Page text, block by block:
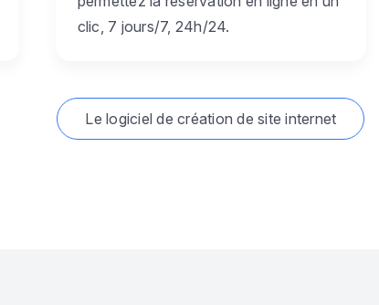
clic, 7 jours/7, 24h/24.
Le logiciel de création de site internet